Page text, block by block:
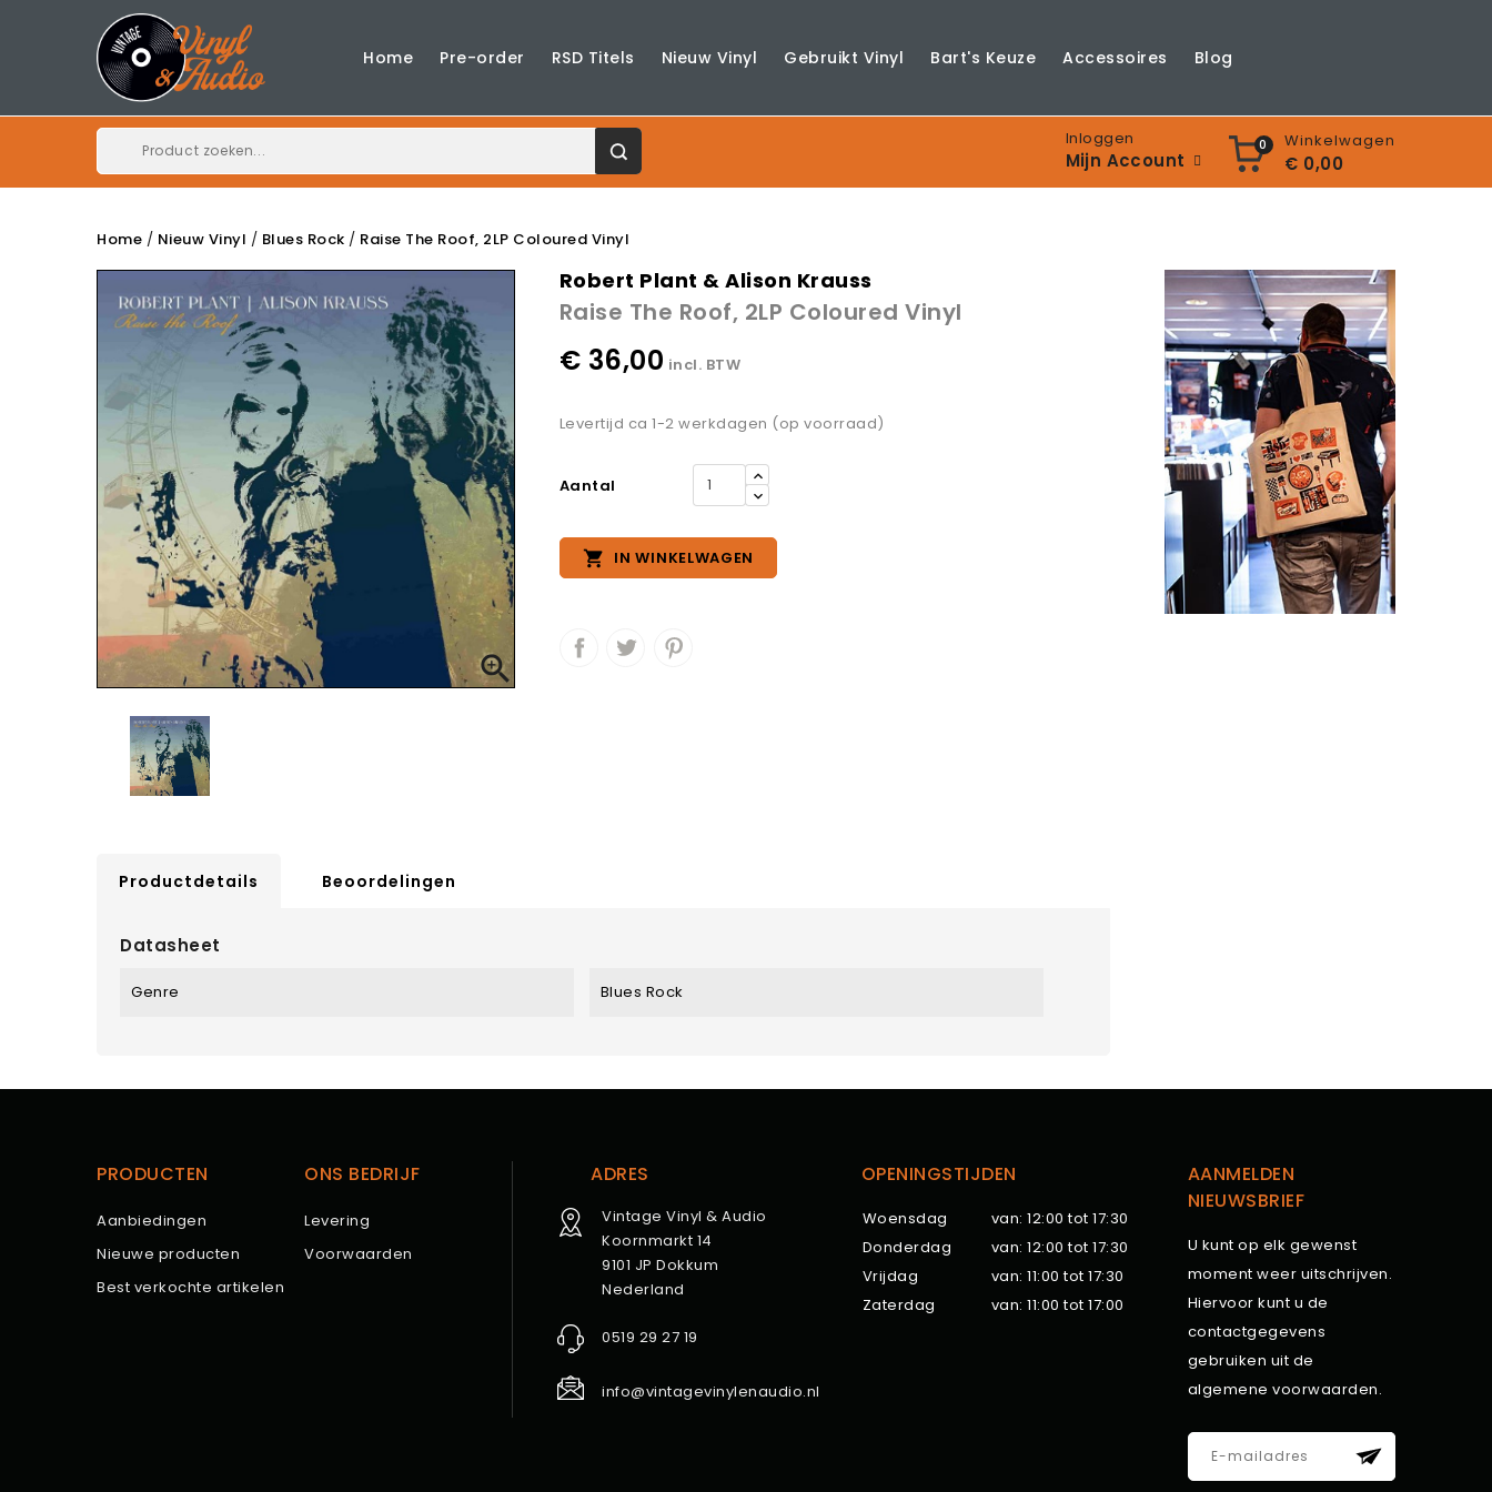
Home Pre-order RSD Titels Nieuw Vinyl Gebruikt Vinyl Bart's Keuze Accessoires Blog
0 Winkelwagen
€ 0,00
Inloggen
Mijn Account
Home Nieuw Vinyl Blues Rock Raise The Roof, 2LP Coloured Vinyl

Robert Plant & Alison Krauss
Raise The Roof, 2LP Coloured Vinyl
€ 36,00 incl. BTW
Levertijd ca 1-2 werkdagen (op voorraad)
Aantal
 IN WINKELWAGEN
Productdetails Beoordelingen
Datasheet
Genre Blues Rock
PRODUCTEN
Aanbiedingen
Nieuwe producten
Best verkochte artikelen
ONS BEDRIJF
Levering
Voorwaarden
ADRES
Vintage Vinyl & Audio
Koornmarkt 14
9101 JP Dokkum
Nederland
0519 29 27 19
info@vintagevinylenaudio.nl
OPENINGSTIJDEN
Woensdag
van: 12:00 tot 17:30
Donderdag
van: 12:00 tot 17:30
Vrijdag
van: 11:00 tot 17:30
Zaterdag
van: 11:00 tot 17:00
AANMELDEN
NIEUWSBRIEF
U kunt op elk gewenst
moment weer uitschrijven.
Hiervoor kunt u de
contactgegevens
gebruiken uit de
algemene voorwaarden.